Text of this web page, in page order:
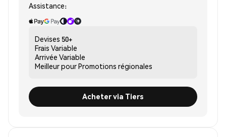
Assistance:
Devises 50+
Frais Variable
Arrivée Variable
Meilleur pourPromotions régionales
Acheter via Tiers